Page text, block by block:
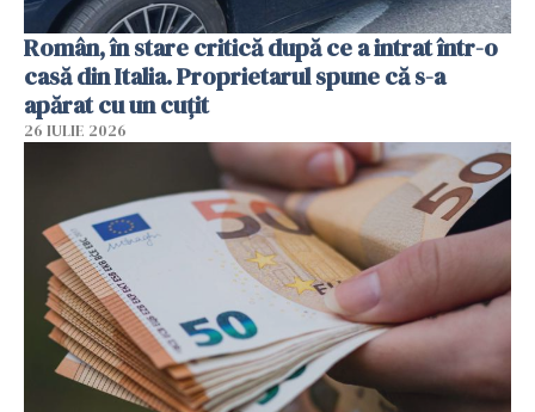
Român, în stare critică după ce a intrat într-o
casă din Italia. Proprietarul spune că s-a
apărat cu un cuțit
26 IULIE 2026